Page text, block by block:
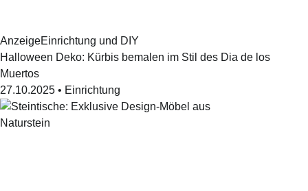
AnzeigeEinrichtung und DIY
Halloween Deko: Kürbis bemalen im Stil des Dia de los
Muertos
27.10.2025 • Einrichtung